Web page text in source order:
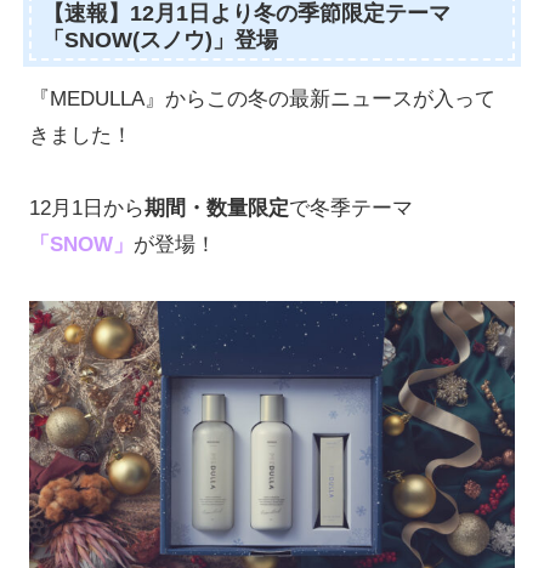
【速報】12月1日より冬の季節限定テーマ
「SNOW(スノウ)」登場
『MEDULLA』からこの冬の最新ニュースが入って
きました！
12月1日から期間・数量限定で冬季テーマ
「SNOW」 が登場！